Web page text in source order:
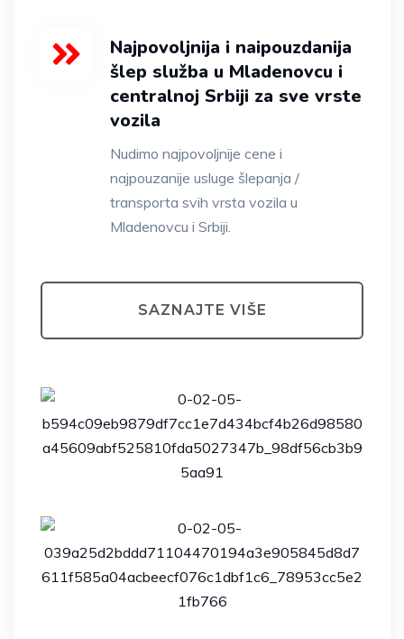
Najpovoljnija i naipouzdanija
šlep služba u Mladenovcu i
centralnoj Srbiji za sve vrste
vozila
Nudimo najpovoljnije cene i
najpouzanije usluge šlepanja /
transporta svih vrsta vozila u
Mladenovcu i Srbiji.
SAZNAJTE VIŠE